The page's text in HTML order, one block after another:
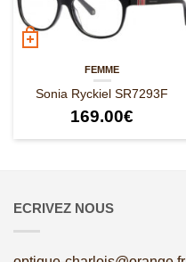
FEMME
Sonia Ryckiel SR7293F
169.00€
ECRIVEZ NOUS